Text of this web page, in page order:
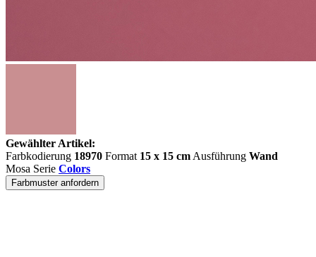
Gewählter Artikel:
Farbkodierung 18970 Format 15 x 15 cm Ausführung Wand
Mosa Serie Colors
Farbmuster anfordern